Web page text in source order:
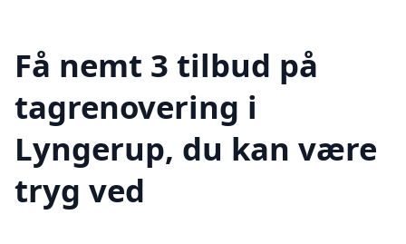
Få nemt 3 tilbud på
tagrenovering i
Lyngerup, du kan være
tryg ved